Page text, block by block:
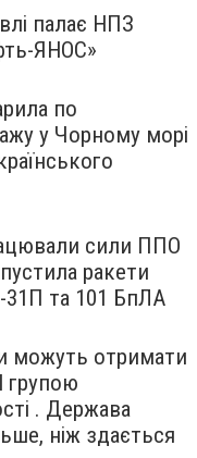
палає НПЗ
ЯНОС»
по
у Чорному морі
сили ППО
ракети
31П та 101 БпЛА
можуть отримати
групою
. Держава
ніж здається